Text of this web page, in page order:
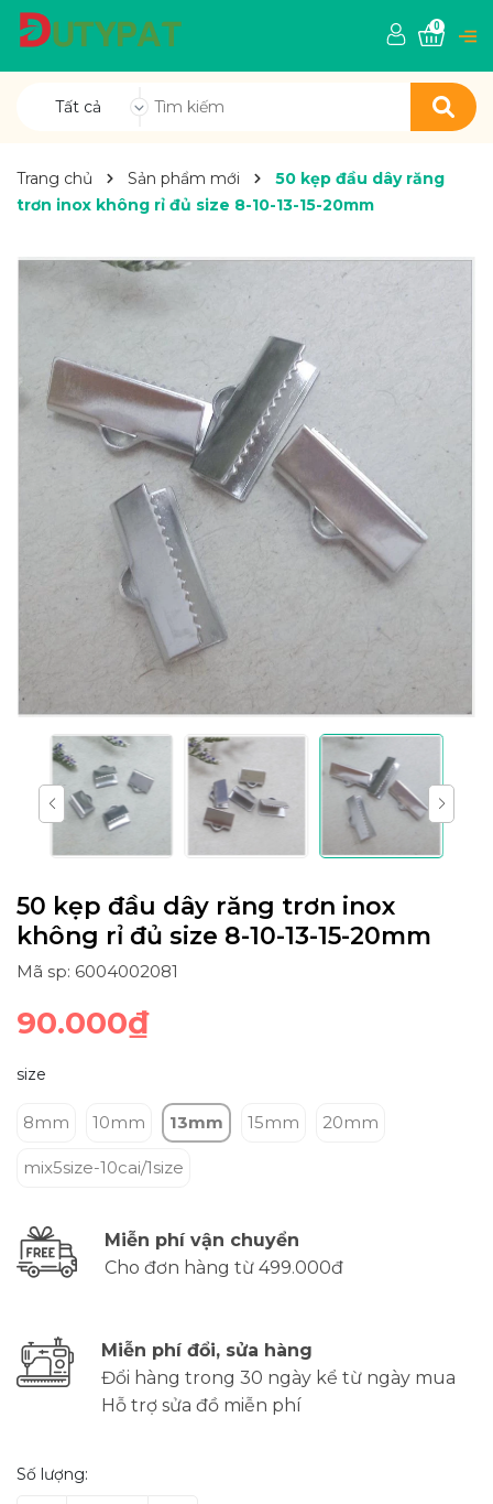
Tất cả
0
Trang chủ Sản phẩm mới
50 kẹp đầu dây răng
trơn inox không rỉ đủ size 8-10-13-15-20mm
50 kẹp đầu dây răng trơn inox
không rỉ đủ size 8-10-13-15-20mm
Mã sp: 6004002081
90.000₫
size
8mm 10mm 13mm 15mm 20mm
mix5size-10cai/1size
Miễn phí vận chuyển
Cho đơn hàng từ 499.000đ
Miễn phí đổi, sửa hàng
Đổi hàng trong 30 ngày kể từ ngày mua
Hỗ trợ sửa đồ miễn phí
Số lượng: